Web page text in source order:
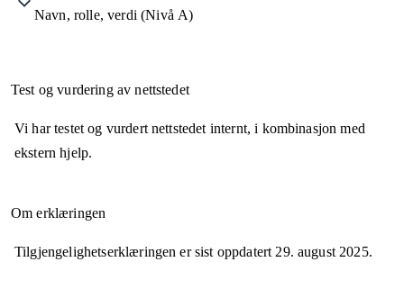
Navn, rolle, verdi (Nivå A)
Test og vurdering av nettstedet
Vi har testet og vurdert nettstedet internt, i kombinasjon med
ekstern hjelp.
Om erklæringen
Tilgjengelighetserklæringen er sist oppdatert29. august 2025.